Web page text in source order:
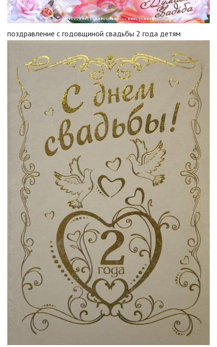
поздравление с годовщиной свадьбы 2 года детям